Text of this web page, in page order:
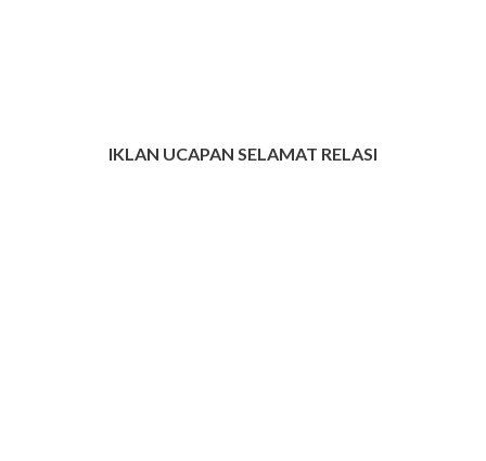
IKLAN UCAPAN SELAMAT RELASI